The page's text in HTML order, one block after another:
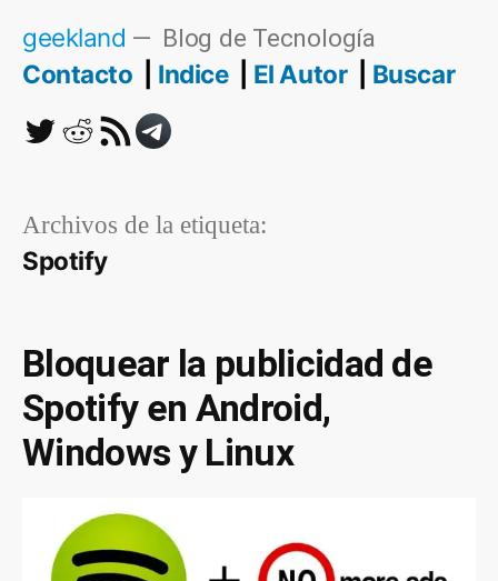
geekland Blog de Tecnología
Contacto Indice El Autor Buscar
TwitterReddit
RSSTelegram
Archivos de la etiqueta:
Spotify
Bloquear la publicidad de
Spotify en Android,
Windows y Linux